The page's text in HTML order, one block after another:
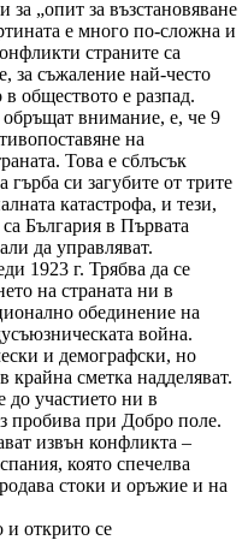
за „опит за възстановяване
е много по-сложна и
страните са
за съжаление най-често
в обществото е разпад.
внимание, е, че 9
на
Това е сблъсък
си загубите от трите
катастрофа, и тези,
България в Първата
да управляват.
1923 г. Трябва да се
на страната ни в
обединение на
война.
и демографски, но
сметка надделяват.
до участието ни в
пробива при Добро поле.
извън конфликта –
която спечелва
стоки и оръжие и на
и открито се